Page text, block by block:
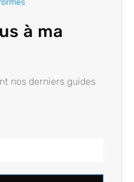
à ma
nos derniers guides